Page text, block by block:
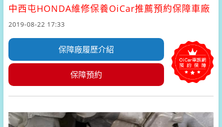
中西屯HONDA維修保養OiCar推薦預約保障車廠
2019-08-22 17:33
保障廠履歷介紹
保障預約